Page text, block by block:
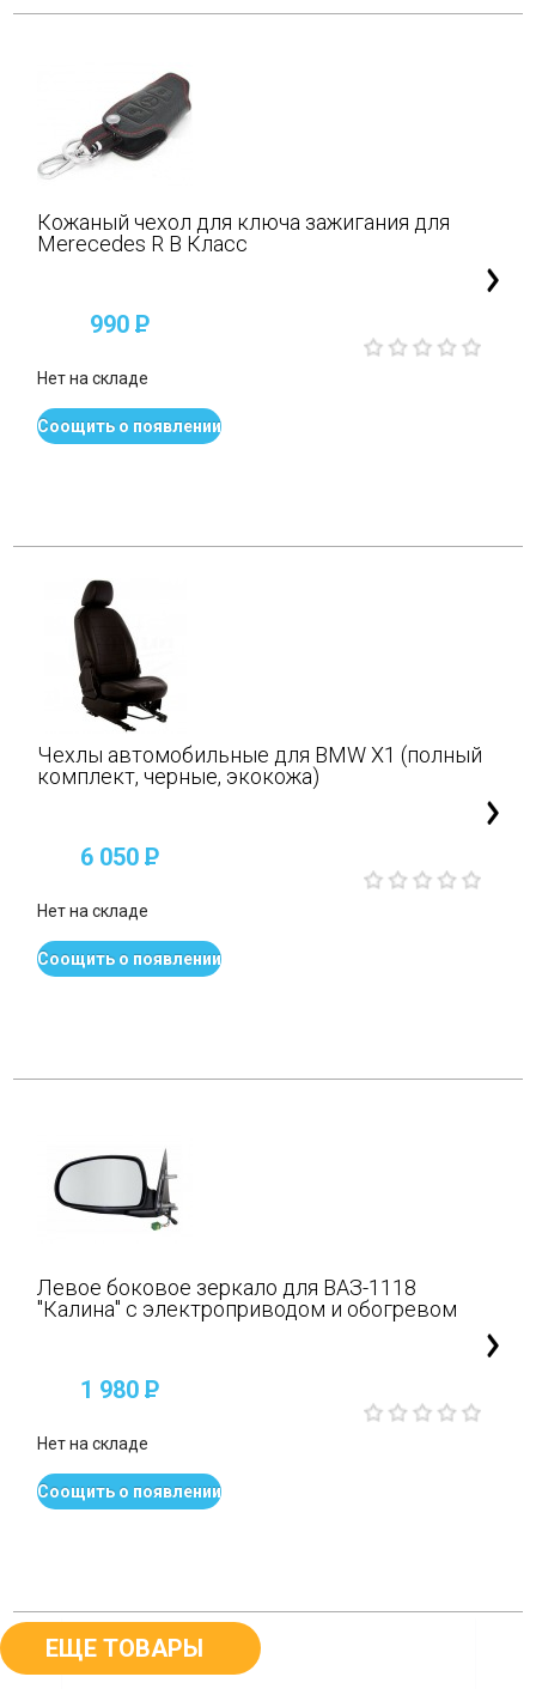
Кожаный чехол для ключа зажигания для
Merecedes R B Класс
990P
Нет на складе
Соощить о появлении
Чехлы автомобильные для BMW X1 (полный
комплект, черные, экокожа)
6 050P
Нет на складе
Соощить о появлении
Левое боковое зеркало для ВАЗ-1118
"Калина" с электроприводом и обогревом
1 980P
Нет на складе
Соощить о появлении
ЕЩЕ ТОВАРЫ